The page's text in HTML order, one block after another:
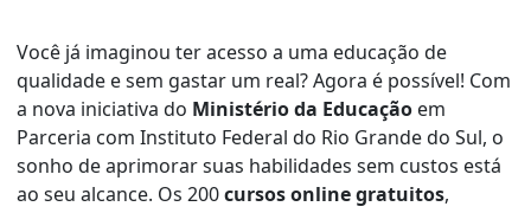
Você já imaginou ter acesso a uma educação de
qualidade e sem gastar um real? Agora é possível! Com
a nova iniciativa do Ministério da Educaçãoem
Parceria com Instituto Federal do Rio Grande do Sul, o
sonho de aprimorar suas habilidades sem custos está
ao seu alcance. Os 200cursos online gratuitos,